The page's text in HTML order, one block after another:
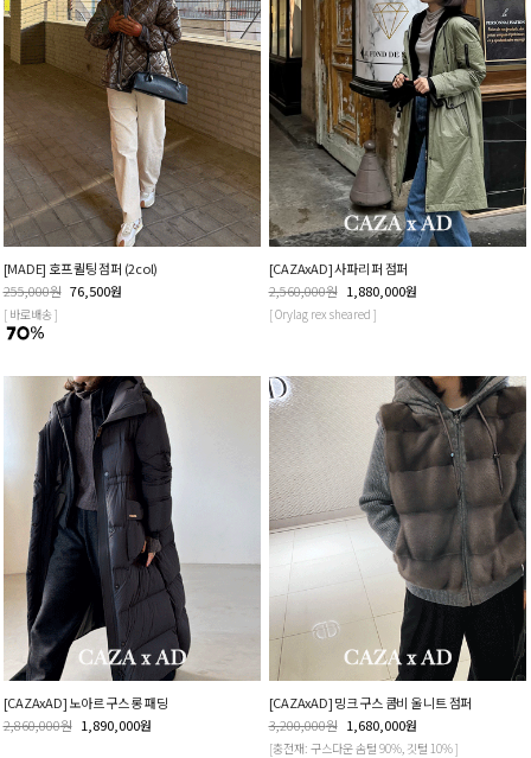
[MADE] 호프 퀼팅 점퍼 (2col)
255,000원 76,500원
[ 바로배송 ]
[CAZAxAD] 사파리 퍼 점퍼
2,560,000원 1,880,000원
[ Orylag rex sheared ]
[CAZAxAD] 노아르 구스 롱 패딩
2,860,000원 1,890,000원
[CAZAxAD] 밍크 구스 콤비 울 니트 점퍼
3,200,000원 1,680,000원
[충전재: 구스다운 솜털 90%, 깃털 10% ]